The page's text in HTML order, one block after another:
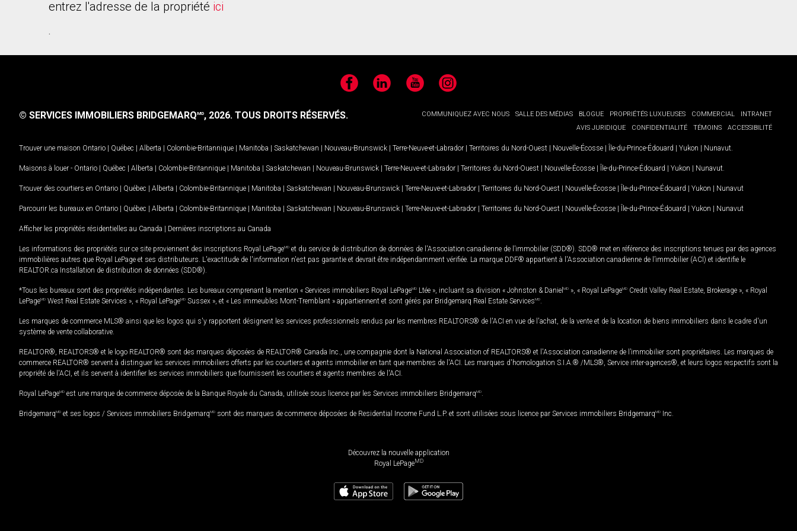
entrez l'adresse de la propriété ici
.
FacebookLinkedIn YouTubeInstagram
COMMUNIQUEZ AVEC NOUS SALLE DES MÉDIAS BLOGUE PROPRIÉTÉS LUXUEUSES COMMERCIAL
INTRANET
AVIS JURIDIQUE
CONFIDENTIALITÉ TÉMOINS ACCESSIBILITÉ
© SERVICES IMMOBILIERS BRIDGEMARQMD, 2026. TOUS DROITS RÉSERVÉS.
Trouver une maison Ontario | Québec | Alberta | Colombie-Britannique | Manitoba | Saskatchewan | Nouveau-Brunswick | Terre-Neuve-et-Labrador | Territoires du Nord-Ouest | Nouvelle-Écosse | Île-du-Prince-Édouard | Yukon | Nunavut
Maisons à louer - Ontario | Québec | Alberta | Colombie-Britannique | Manitoba | Saskatchewan | Nouveau-Brunswick | Terre-Neuve-et-Labrador | Territoires du Nord-Ouest | Nouvelle-Écosse | Île-du-Prince-Édouard | Yukon | Nunavut
Trouver des courtiers en Ontario | Québec | Alberta | Colombie-Britannique | Manitoba | Saskatchewan | Nouveau-Brunswick | Terre-Neuve-et-Labrador | Territoires du Nord-Ouest | Nouvelle-Écosse | Île-du-Prince-Édouard | Yukon | Nunavut
Parcourir les bureaux en Ontario | Québec | Alberta | Colombie-Britannique | Manitoba | Saskatchewan | Nouveau-Brunswick | Terre-Neuve-et-Labrador | Territoires du Nord-Ouest | Nouvelle-Écosse | Île-du-Prince-Édouard | Yukon | Nunavut
Afficher les propriétés résidentielles au Canada | Dernières inscriptions au Canada
Les informations des propriétés sur ce site proviennent des inscriptions Royal LePageMD et du service de distribution de données de l'Association canadienne de l’immobilier (SDD®). SDD® met en référence des inscriptions tenues par des agences
immobilières autres que Royal LePage et ses distributeurs. L'exactitude de l'information n'est pas garantie et devrait être indépendamment vérifiée. La marque DDF® appartient à l'Association canadienne de l’immobilier (ACI) et identifie le
REALTOR.ca Installation de distribution de données (SDD®).
*Tous les bureaux sont des propriétés indépendantes. Les bureaux comprenant la mention « Services immobiliers Royal LePageMD Ltée », incluant sa division « Johnston & Daniel MD », « Royal LePageMD Credit Valley Real Estate, Brokerage », « Royal
LePageMD West Real Estate Services », « Royal LePageMD Sussex », et « Les immeubles Mont-Tremblant » appartiennent et sont gérés par Bridgemarq Real Estate ServicesMD
Les marques de commerce MLS® ainsi que les logos qui s'y rapportent désignent les services professionnels rendus par les membres REALTORS® de l'ACI en vue de l'achat, de la vente et de la location de biens immobiliers dans le cadre d'un
système de vente collaborative.
REALTOR®, REALTORS® et le logo REALTOR® sont des marques déposées de REALTOR® Canada Inc., une compagnie dont la National Association of REALTORS® et l'Association canadienne de l’immobilier sont propriétaires. Les marques de
commerce REALTOR® servent à distinguer les services immobiliers offerts par les courtiers et agents immobilier en tant que membres de l'ACI. Les marques d'homologation S.I.A.® /MLS®, Service inter-agences®, et leurs logos respectifs sont la
propriété de l'ACI, et ils servent à identifier les services immobiliers que fournissent les courtiers et agents membres de l'ACI.
Royal LePageMD est une marque de commerce déposée de la Banque Royale du Canada, utilisée sous licence par les Services immobiliers BridgemarqMD
BridgemarqMD et ses logos / Services immobiliers BridgemarqMD sont des marques de commerce déposées de Residential Income Fund L.P. et sont utilisées sous licence par Services immobiliers BridgemarqMD Inc.
Découvrez la nouvelle application
Royal LePageMD